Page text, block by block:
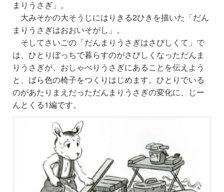
まりうさぎ」。
大みそかの大そうじにはりきる2ひきを描いた「だん
まりうさぎはおおいそがし」。
そしてさいごの「だんまりうさぎはさびしくて」で
は、ひとりぼっちで暮らすのがさびしくなっただんま
りうさぎが、おしゃべりうさぎにあることを伝えよう
と、ばら色の椅子をつくりはじめます。ひとりでいる
のがあたりまえだっただんまりうさぎの変化に、じー
んとくる1編です。